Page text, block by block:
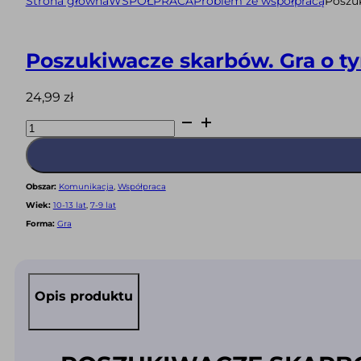
Poszukiwacze skarbów. Gra o
24,99 zł
Poszukiwacze
skarbów.
Gra
o
tym,
skarbem
są
umiejętności
społeczne
Obszar: Komunikacja, Współpraca
Wiek: 10-13 lat, 7-9 lat
Forma: Gra
Opis produktu